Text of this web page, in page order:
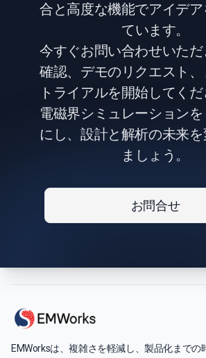
合と高度な機能でアイデア
ています。
今すぐお問い合わせいた
確認、デモのリクエスト
トライアルを開始してく
電磁界シミュレーション
にし、設計と解析の未来を
ましょう。
お問合せ
EMWorksは、複雑さを軽減し、製品化までの